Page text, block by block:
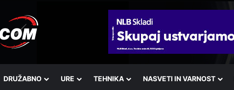
DRUŽABNO URE TEHNIKA NASVETI IN VARNOST